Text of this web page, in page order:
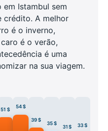
Istambul sem
crédito. A melhor
é o inverno,
é o verão,
é uma
na sua viagem.
51 $ 54 $
39 $
35 $
31 $ 33 $